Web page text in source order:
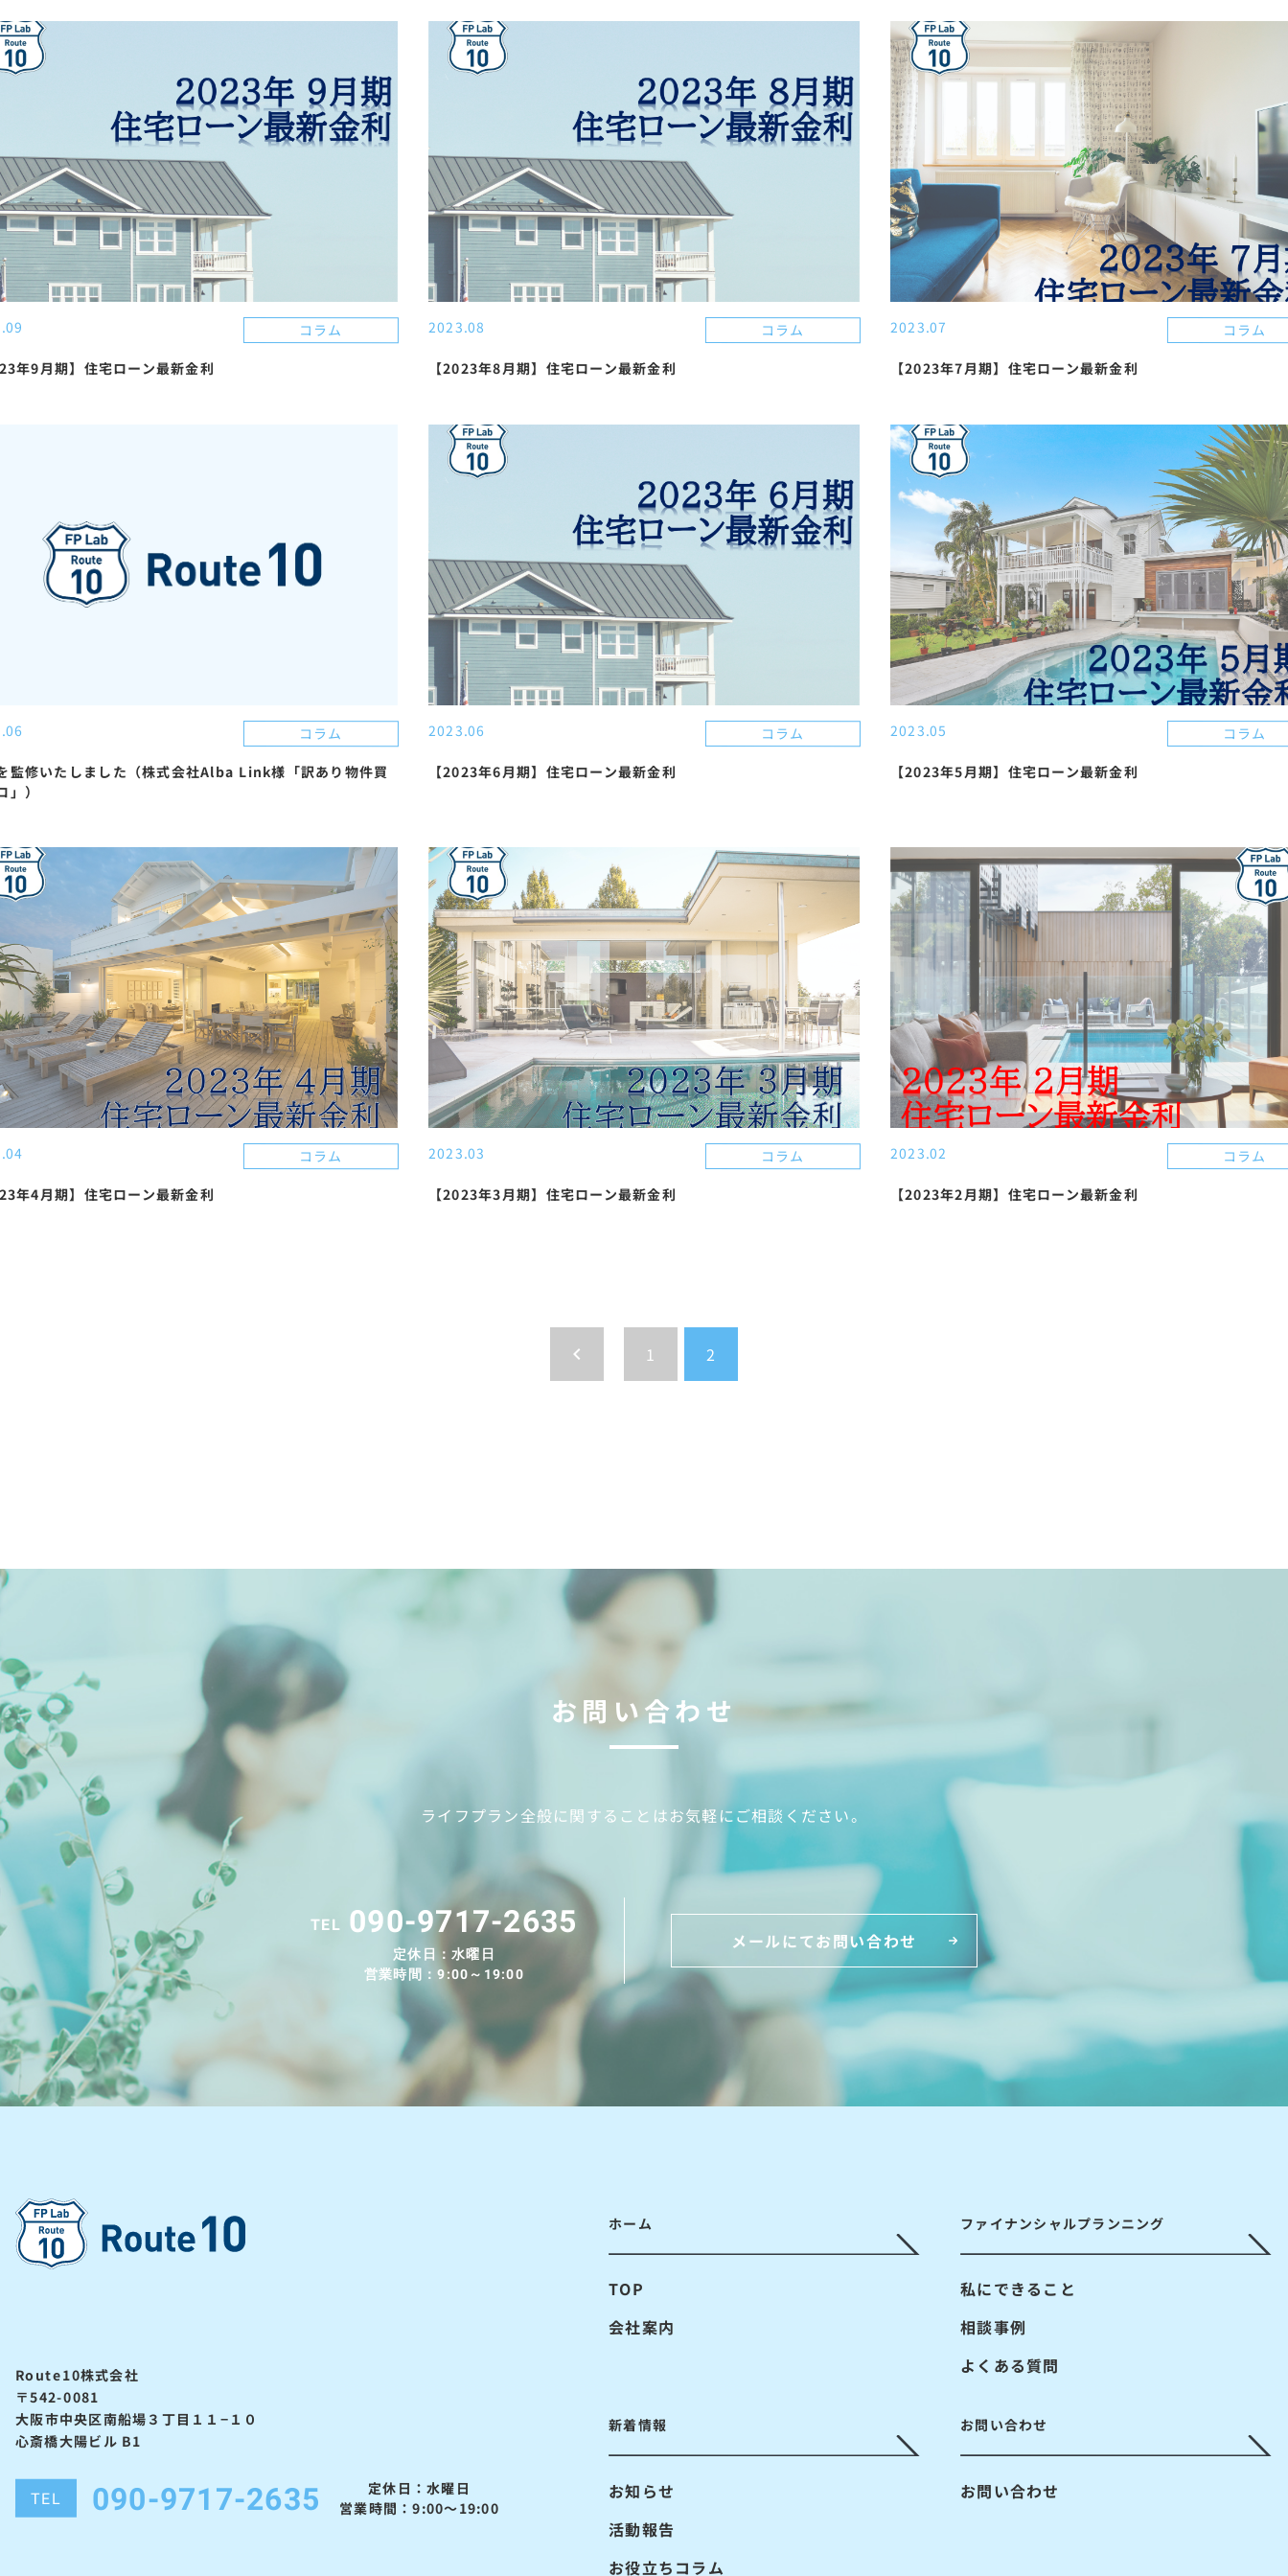
コラム
年9月期】住宅ローン最新金利
2023.08 コラム
【2023年8月期】住宅ローン最新金利
2023.07 コラム
【2023年7月期】住宅ローン最新金利
コラム
監修いたしました（株式会社Alba Link様「訳あり物件買
」）
2023.06 コラム
【2023年6月期】住宅ローン最新金利
2023.05 コラム
【2023年5月期】住宅ローン最新金利
コラム
年4月期】住宅ローン最新金利
2023.03 コラム
【2023年3月期】住宅ローン最新金利
2023.02 コラム
【2023年2月期】住宅ローン最新金利
り
keyboard_arrow_left 1 2
お問い合わせ
ライフプラン全般に関することはお気軽にご相談ください。
TEL 090-9717-2635
定休日：水曜日
営業時間：9:00～19:00
メールにてお問い合わせ
Route10株式会社
〒542-0081
大阪市中央区南船場３丁目１１−１０
心斎橋大陽ビル B1
TEL 090-9717-2635 定休日：水曜日
営業時間：9:00～19:00
ホーム
TOP
会社案内
ファイナンシャルプランニング
私にできること
相談事例
よくある質問
新着情報
お知らせ
活動報告
お役立ちコラム
お問い合わせ
お問い合わせ